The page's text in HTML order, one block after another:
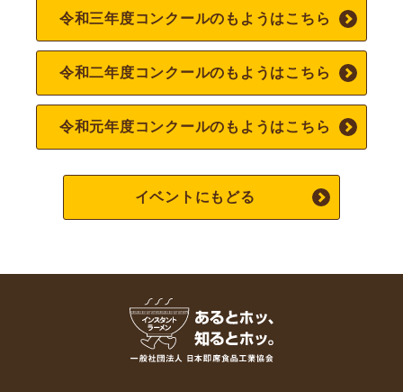
令和三年度コンクールのもようはこちら
令和二年度コンクールのもようはこちら
令和元年度コンクールのもようはこちら
イベントにもどる